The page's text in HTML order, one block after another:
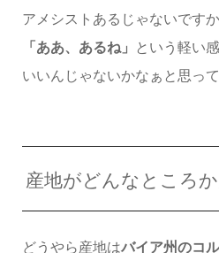
アメシストあるじゃないです
「ああ、あるね」
という軽い
いいんじゃないかなぁと思って
産地がどんなところか
どうやら産地はバイア州のコ